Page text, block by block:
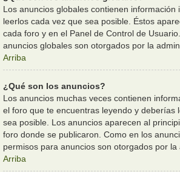
Los anuncios globales contienen
leerlos cada vez que sea posible. Éstos
cada foro y en el Panel de Control de
anuncios globales son otorgados por la
Arriba
¿Qué son los anuncios?
Los anuncios muchas veces contienen
el foro que te encuentras leyendo y deberías
sea posible. Los anuncios aparecen al
foro donde se publicaron. Como en los
permisos para anuncios son otorgados por la
Arriba